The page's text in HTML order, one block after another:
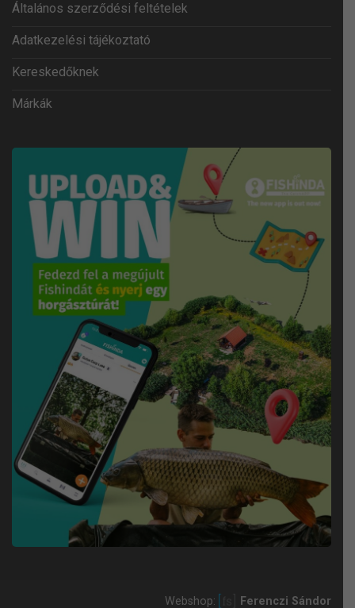
Általános szerződési feltételek
Adatkezelési tájékoztató
Kereskedőknek
Márkák
Webshop: Ferenczi Sándor